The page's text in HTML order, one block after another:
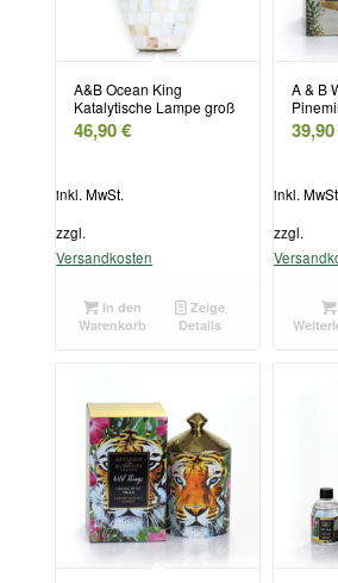
A&B Ocean King
Katalytische Lampe groß
46,90€
inkl. MwSt.
zzgl.
Versandkosten
In den
Warenkorb
Zeige
Details
A & B
39,90
inkl.
zzgl.